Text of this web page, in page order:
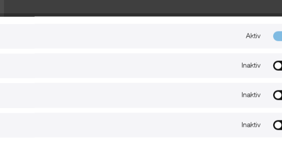
Hält jeder Welle stand
Nutzung
iPhone 14 Pro Maxs nutzen können: Mit xMount@Boot navigieren Sie
oder auf offener See.
Aktiv
Inaktiv
Inaktiv
Inaktiv